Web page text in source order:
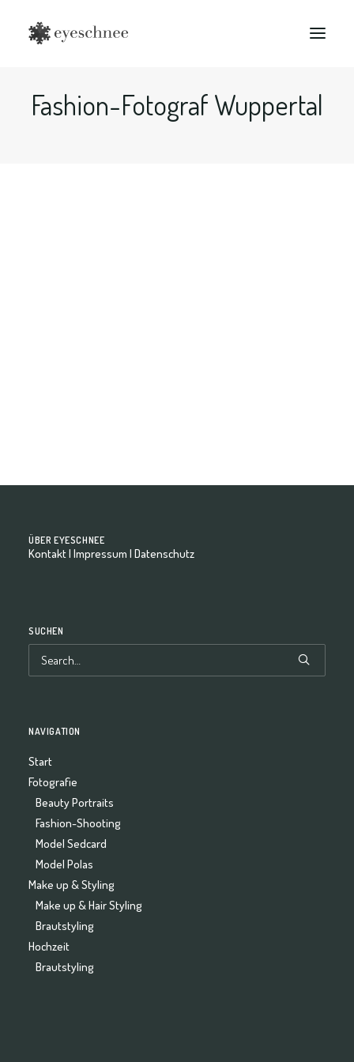
Fashion-Fotograf Wuppertal
ÜBER EYESCHNEE
Kontakt| Impressum | Datenschutz
SUCHEN
NAVIGATION
Start
Fotografie
Beauty Portraits
Fashion-Shooting
Model Sedcard
Model Polas
Make up & Styling
Make up & Hair Styling
Brautstyling
Hochzeit
Brautstyling